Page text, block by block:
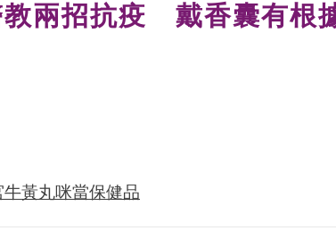
兩招抗疫 戴香囊有根
黃丸咪當保健品